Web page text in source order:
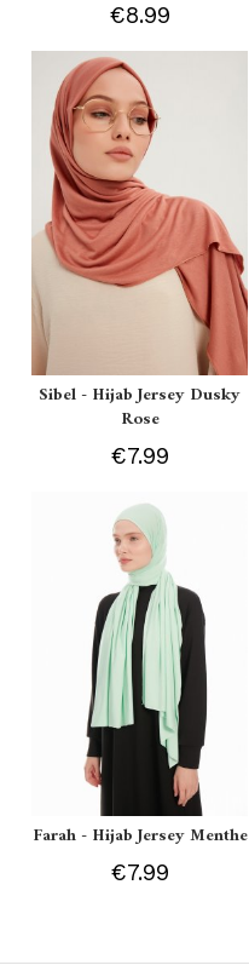
€8.99
Sibel - Hijab Jersey Dusky
Rose
€7.99
Farah - Hijab Jersey Menthe
€7.99